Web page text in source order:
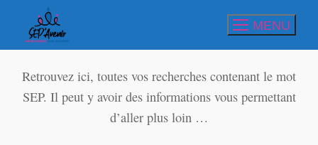
MENU
Retrouvez ici, toutes vos recherches contenant le mot
SEP. Il peut y avoir des informations vous permettant
d’aller plus loin …